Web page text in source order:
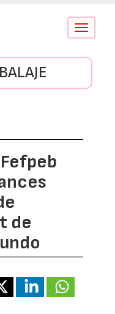
Conmutar
de